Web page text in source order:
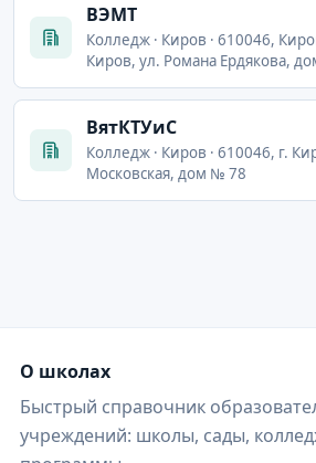
ВЭМТ
Колледж · Киров · 610046,
Киров, ул. Романа Ердякова,
ВятКТУиС
Колледж · Киров · 610046, г.
Московская, дом № 78
О школах
Быстрый справочник
учреждений: школы, сады,